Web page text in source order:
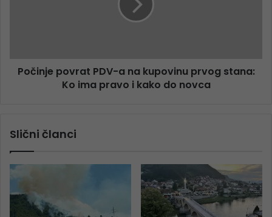
Počinje povrat PDV-a na kupovinu prvog stana:
Ko ima pravo i kako do novca
Slični članci